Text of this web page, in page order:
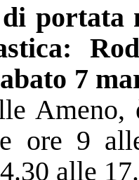
portata
7
Ameno,
ore 9
alle